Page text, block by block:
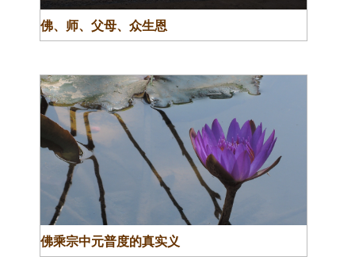
佛、师、父母、众生恩
佛乘宗中元普度的真实义